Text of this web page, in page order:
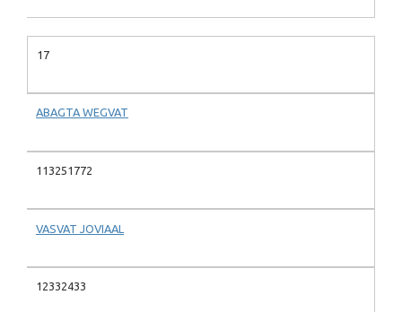
17
ABAGTA WEGVAT
113251772
VASVAT JOVIAAL
12332433